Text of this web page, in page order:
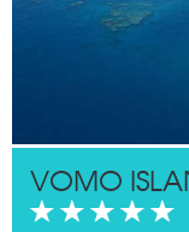
VOMO